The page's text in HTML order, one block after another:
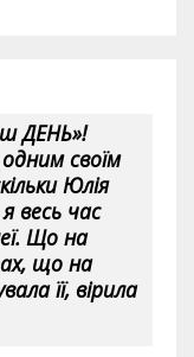
ДЕНЬ»!
своїм
Юлія
весь час
Що на
що на
її, вірила